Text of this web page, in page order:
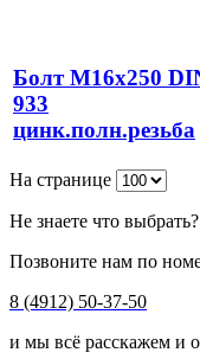
Болт М16х250
933
цинк.полн.резьба
На странице
Не знаете что
Позвоните нам по
8 (4912) 50-37-50
и мы всё расскажем и